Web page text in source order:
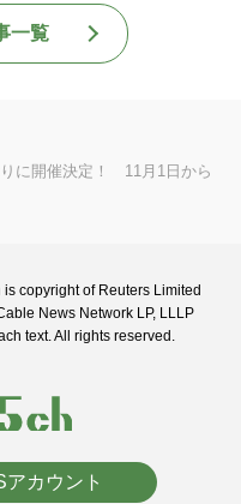
一覧
に開催決定！ 11月1日から
copyright of Reuters Limited
News Network LP, LLLP
text. All rights reserved.
カウント